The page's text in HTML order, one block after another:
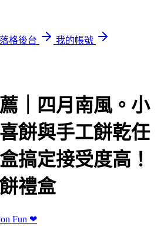
格後台
我的帳號
｜四月南風。小
餅與手工餅乾任
搞定接受度高！
禮盒
Fun ❤